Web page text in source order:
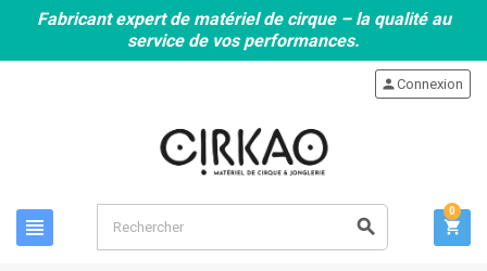
Fabricant expert de matériel de cirque – la qualité au
service de vos performances.
view_headline search
personConnexion
shopping_cart
0